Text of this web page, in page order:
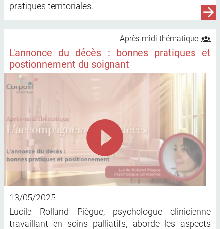
pratiques territoriales.
Après-midi thématique
L'annonce du décès : bonnes pratiques et
postionnement du soignant
13/05/2025
Lucile Rolland Piègue, psychologue clinicienne
travaillant en soins palliatifs, aborde les aspects